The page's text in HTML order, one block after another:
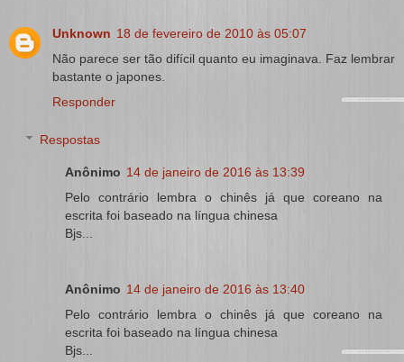
Unknown 18 de fevereiro de 2010 às 05:07
Não parece ser tão difícil quanto eu imaginava. Faz lembrar
bastante o japones.
Responder
Respostas
Anônimo 14 de janeiro de 2016 às 13:39
Pelo contrário lembra o chinês já que coreano na
escrita foi baseado na língua chinesa
Bjs...
Anônimo 14 de janeiro de 2016 às 13:40
Pelo contrário lembra o chinês já que coreano na
escrita foi baseado na língua chinesa
Bjs...